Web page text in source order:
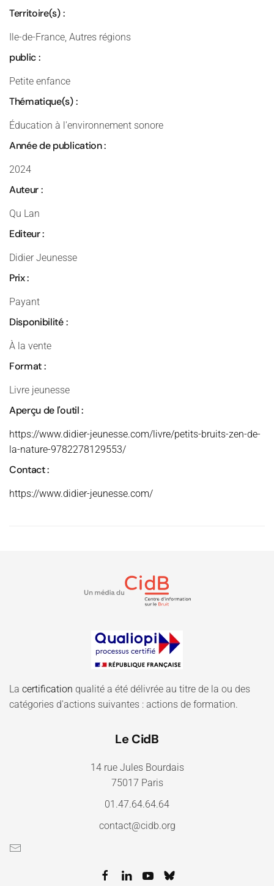
Territoire(s) :
Ile-de-France, Autres régions
public :
Petite enfance
Thématique(s) :
Éducation à l'environnement sonore
Année de publication :
2024
Auteur :
Qu Lan
Editeur :
Didier Jeunesse
Prix :
Payant
Disponibilité :
À la vente
Format :
Livre jeunesse
Aperçu de l'outil :
https://www.didier-jeunesse.com/livre/petits-bruits-zen-de-
la-nature-9782278129553/
Contact :
https://www.didier-jeunesse.com/
La certification qualité a été délivrée au titre de la ou des
catégories d'actions suivantes : actions de formation.
Le CidB
14 rue Jules Bourdais
75017 Paris
01.47.64.64.64
contact@cidb.org